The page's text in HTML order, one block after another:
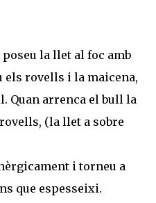
la llet al foc amb
els rovells i la maicena,
Quan arrenca el bull la
(la llet a sobre
i torneu a
que espesseixi.